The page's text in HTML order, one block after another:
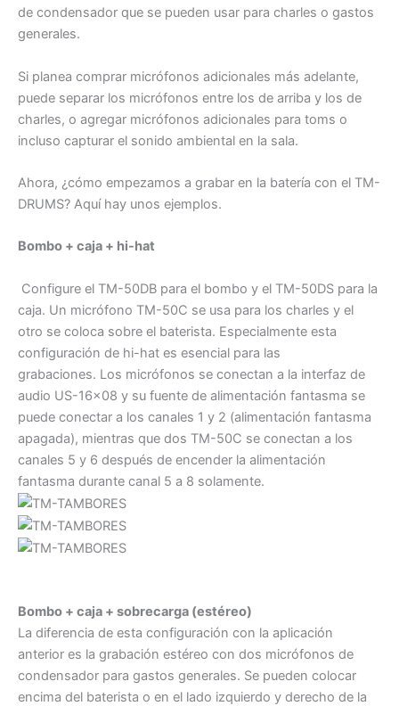
de condensador que se pueden usar para charles o gastos
generales.
Si planea comprar micrófonos adicionales más adelante,
puede separar los micrófonos entre los de arriba y los de
charles, o agregar micrófonos adicionales para toms o
incluso capturar el sonido ambiental en la sala.
Ahora, ¿cómo empezamos a grabar en la batería con el TM-
DRUMS? Aquí hay unos ejemplos.
Bombo + caja + hi-hat
Configure el TM-50DB para el bombo y el TM-50DS para la
caja. Un micrófono TM-50C se usa para los charles y el
otro se coloca sobre el baterista. Especialmente esta
configuración de hi-hat es esencial para las
grabaciones. Los micrófonos se conectan a la interfaz de
audio US-16×08 y su fuente de alimentación fantasma se
puede conectar a los canales 1 y 2 (alimentación fantasma
apagada), mientras que dos TM-50C se conectan a los
canales 5 y 6 después de encender la alimentación
fantasma durante canal 5 a 8 solamente.
Bombo + caja + sobrecarga (estéreo)
La diferencia de esta configuración con la aplicación
anterior es la grabación estéreo con dos micrófonos de
condensador para gastos generales. Se pueden colocar
encima del baterista o en el lado izquierdo y derecho de la